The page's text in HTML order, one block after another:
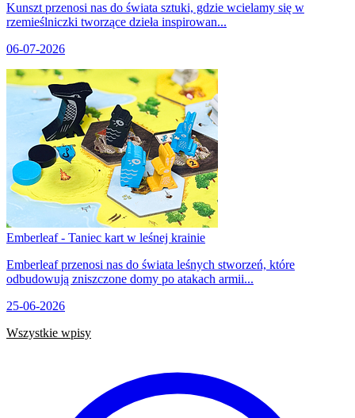
Kunszt przenosi nas do świata sztuki, gdzie wcielamy się w
rzemieślniczki tworzące dzieła inspirowan...
06-07-2026
Emberleaf - Taniec kart w leśnej krainie
Emberleaf przenosi nas do świata leśnych stworzeń, które
odbudowują zniszczone domy po atakach armii...
25-06-2026
Wszystkie wpisy